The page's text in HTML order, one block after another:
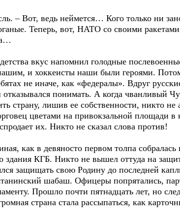
– Вот, ведь неймется… Кого только ни
Теперь, вот, НАТО со своими
вкус напомнил голодные
и хоккеисты наши были героями.
не иначе, как «федералы». Вдруг
понимать. А когда чванливый
страну, лишив ее собственности, никто не
цветами на привокзальной площади в
их. Никто не сказал слова против!
как в девяносто первом толпа собралась
здания КГБ. Никто не вышел оттуда на
защищать свою Родину до последней
шабаш. Офицеры попрятались,
Прошло почти пятнадцать лет, но
страна стала рассыпаться, как